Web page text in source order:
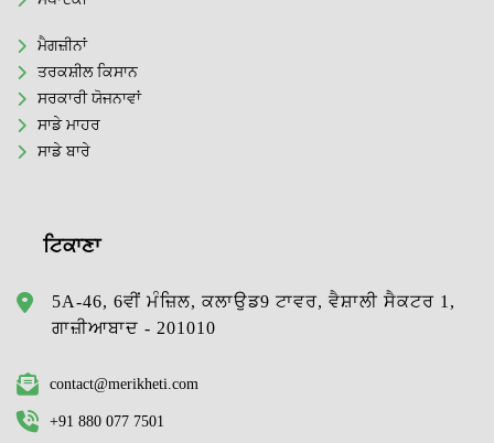
ਮੈਗਜ਼ੀਨਾਂ
ਤਰਕਸ਼ੀਲ ਕਿਸਾਨ
ਸਰਕਾਰੀ ਯੋਜਨਾਵਾਂ
ਸਾਡੇ ਮਾਹਰ
ਸਾਡੇ ਬਾਰੇ
ਟਿਕਾਣਾ
5A-46, 6ਵੀਂ ਮੰਜ਼ਿਲ, ਕਲਾਉਡ9 ਟਾਵਰ, ਵੈਸ਼ਾਲੀ ਸੈਕਟਰ 1,
ਗਾਜ਼ੀਆਬਾਦ - 201010
contact@merikheti.com
+91 880 077 7501